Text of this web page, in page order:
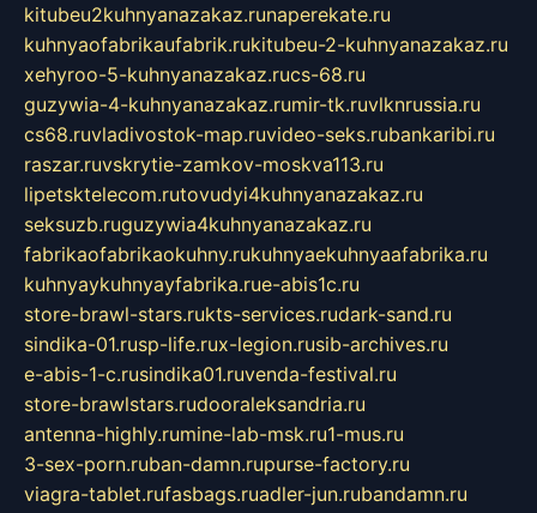
kitubeu2kuhnyanazakaz.runaperekate.ru
kuhnyaofabrikaufabrik.rukitubeu-2-kuhnyanazakaz.ru
xehyroo-5-kuhnyanazakaz.rucs-68.ru
guzywia-4-kuhnyanazakaz.rumir-tk.ruvlknrussia.ru
cs68.ruvladivostok-map.ruvideo-seks.rubankaribi.ru
raszar.ruvskrytie-zamkov-moskva113.ru
lipetsktelecom.rutovudyi4kuhnyanazakaz.ru
seksuzb.ruguzywia4kuhnyanazakaz.ru
fabrikaofabrikaokuhny.rukuhnyaekuhnyaafabrika.ru
kuhnyaykuhnyayfabrika.rue-abis1c.ru
store-brawl-stars.rukts-services.rudark-sand.ru
sindika-01.rusp-life.rux-legion.rusib-archives.ru
e-abis-1-c.rusindika01.ruvenda-festival.ru
store-brawlstars.rudooraleksandria.ru
antenna-highly.rumine-lab-msk.ru1-mus.ru
3-sex-porn.ruban-damn.rupurse-factory.ru
viagra-tablet.rufasbags.ruadler-jun.rubandamn.ru